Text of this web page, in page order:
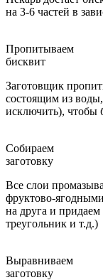
на 3-6 частей в
Пропитываем
бисквит
Заготовщик
состоящим из
исключить), чтобы
Собираем
заготовку
Все слои
фруктово-
на друга и
треугольник и т.д.)
Выравниваем
заготовку